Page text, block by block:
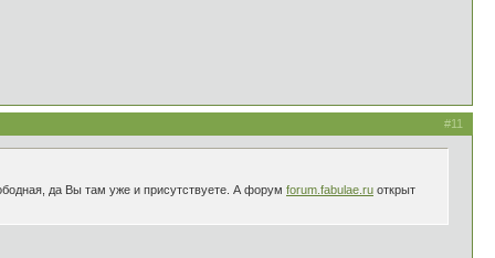
#11
да Вы там уже и присутствуете. А форум forum.fabulae.ru открыт